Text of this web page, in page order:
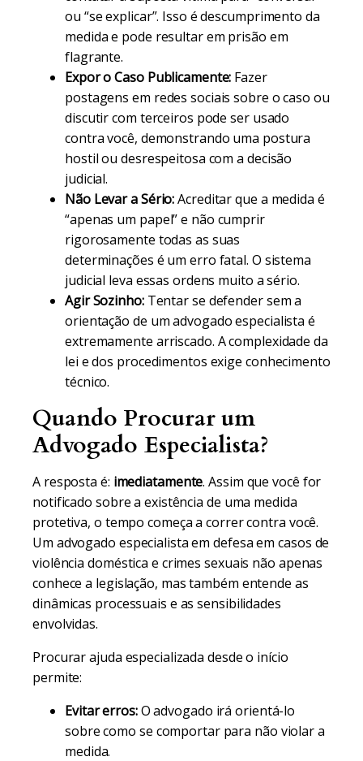
ou “se explicar”. Isso é descumprimento da
medida e pode resultar em prisão em
flagrante.
Expor o Caso Publicamente: Fazer
postagens em redes sociais sobre o caso ou
discutir com terceiros pode ser usado
contra você, demonstrando uma postura
hostil ou desrespeitosa com a decisão
judicial.
Não Levar a Sério:Acreditar que a medida é
“apenas um papel” e não cumprir
rigorosamente todas as suas
determinações é um erro fatal. O sistema
judicial leva essas ordens muito a sério.
Agir Sozinho:Tentar se defender sem a
orientação de um advogado especialista é
extremamente arriscado. A complexidade da
lei e dos procedimentos exige conhecimento
técnico.
Quando Procurar um
Advogado Especialista?
A resposta é: imediatamente. Assim que você for
notificado sobre a existência de uma medida
protetiva, o tempo começa a correr contra você.
Um advogado especialista em defesa em casos de
violência doméstica e crimes sexuais não apenas
conhece a legislação, mas também entende as
dinâmicas processuais e as sensibilidades
envolvidas.
Procurar ajuda especializada desde o início
permite:
Evitar erros:O advogado irá orientá-lo
sobre como se comportar para não violar a
medida.